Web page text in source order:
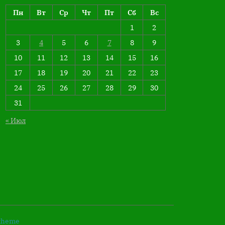
Пн
Вт Ср Чт Пт Сб
Вс
1
2
3
4 5 6 7 8
9
10
11 12 13 14 15
16
17
18 19 20 21 22
23
24
25 26 27 28 29
30
31
« Июл